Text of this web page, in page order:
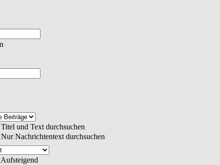
Titel und Text durchsuchen
Nur Nachrichtentext durchsuchen
Aufsteigend